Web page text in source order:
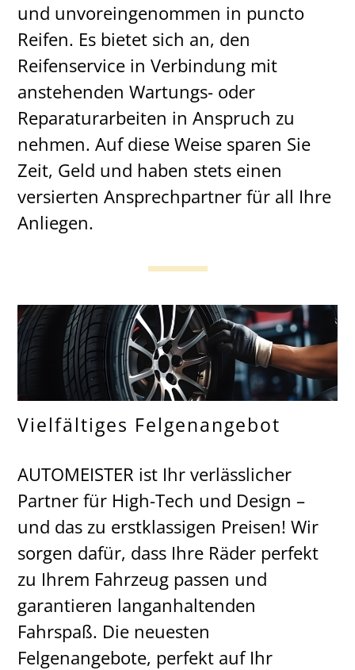
und unvoreingenommen in puncto
Reifen. Es bietet sich an, den
Reifenservice in Verbindung mit
anstehenden Wartungs- oder
Reparaturarbeiten in Anspruch zu
nehmen. Auf diese Weise sparen Sie
Zeit, Geld und haben stets einen
versierten Ansprechpartner für all Ihre
Anliegen.
Vielfältiges Felgenangebot
AUTOMEISTER ist Ihr verlässlicher
Partner für High-Tech und Design –
und das zu erstklassigen Preisen! Wir
sorgen dafür, dass Ihre Räder perfekt
zu Ihrem Fahrzeug passen und
garantieren langanhaltenden
Fahrspaß. Die neuesten
Felgenangebote, perfekt auf Ihr